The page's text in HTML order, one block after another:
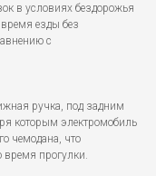
в условиях бездорожья
езды без
с
ручка, под задним
которым электромобиль
чемодана, что
время прогулки.